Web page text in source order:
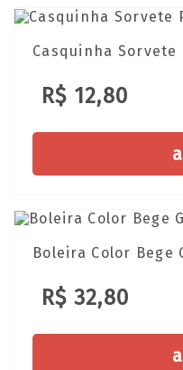
Casquinha Sorvete
R$ 12,80
Boleira Color Bege
R$ 32,80